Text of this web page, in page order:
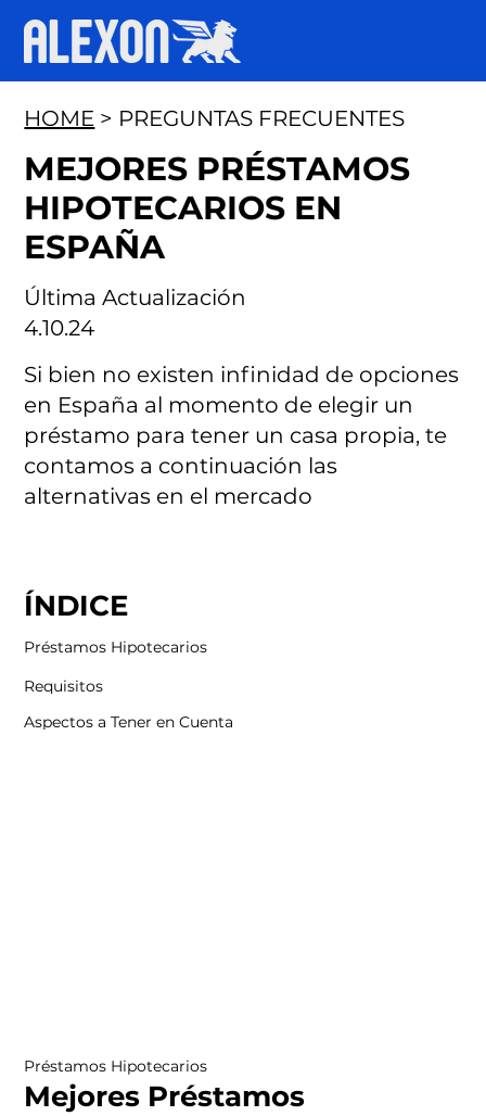
Préstamos Hipotecarios
Mejores Préstamos
ÍNDICE
Préstamos Hipotecarios
Requisitos
Aspectos a Tener en Cuenta
Última Actualización
4.10.24
HOME > PREGUNTAS FRECUENTES
MEJORES PRÉSTAMOS
HIPOTECARIOS EN
ESPAÑA
Si bien no existen infinidad de opciones
en España al momento de elegir un
préstamo para tener un casa propia, te
contamos a continuación las
alternativas en el mercado